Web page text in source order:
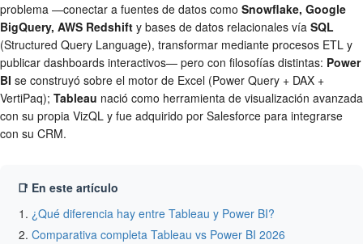
problema —conectar a fuentes de datos como Snowflake, Google
BigQuery, AWS Redshift y bases de datos relacionales vía SQL
(Structured Query Language), transformar mediante procesos ETL y
publicar dashboards interactivos— pero con filosofías distintas: Power
BI se construyó sobre el motor de Excel (Power Query + DAX +
VertiPaq); Tableau nació como herramienta de visualización avanzada
con su propia VizQL y fue adquirido por Salesforce para integrarse
con su CRM.
📑 En este artículo
¿Qué diferencia hay entre Tableau y Power BI?
Comparativa completa Tableau vs Power BI 2026